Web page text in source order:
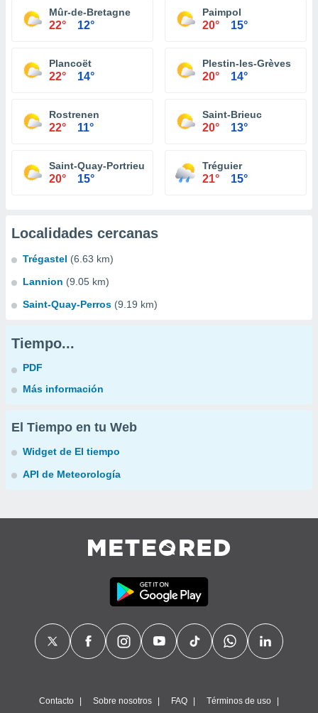
Mûr-de-Bretagne
22° 12°
Paimpol
20° 15°
Plancoët
22° 14°
Plestin-les-Grèves
20° 14°
Rostrenen
22° 11°
Saint-Brieuc
20° 13°
Saint-Quay-Portrieux
20° 15°
Tréguier
21° 15°
Localidades cercanas
Trégastel (6.63 km)
Lannion (9.05 km)
Saint-Quay-Perros (9.19 km)
Tiempo...
PDF
Más información
El Tiempo en tu Web
Widget de El tiempo
API de Meteorología
Contacto Sobre nosotros FAQ Términos de uso